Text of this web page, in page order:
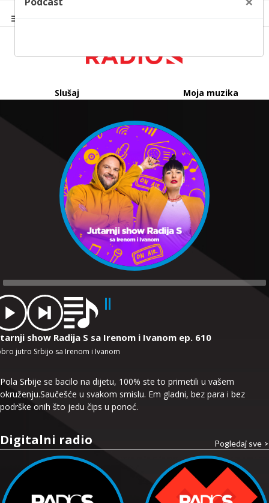
Slušaj Moja muzika
show Radija S sa Irenom i Ivanom ep. 610
jutro Srbijo sa Irenom i Ivanom
Pola Srbije se bacilo na dijetu, 100% ste to primetili u vašem
okruženju.Saučešće u svakom smislu. Em gladni, bez para i bez
podrške onih što jedu čips u ponoć.
Digitalni radio Pogledaj sve >